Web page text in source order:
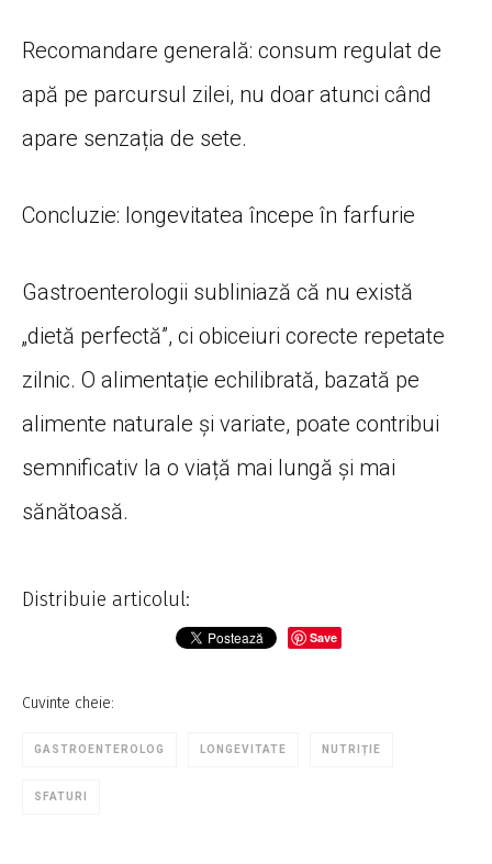
Recomandare generală: consum regulat de
apă pe parcursul zilei, nu doar atunci când
apare senzația de sete.
Concluzie: longevitatea începe în farfurie
Gastroenterologii subliniază că nu există
„dietă perfectă”, ci obiceiuri corecte repetate
zilnic. O alimentație echilibrată, bazată pe
alimente naturale și variate, poate contribui
semnificativ la o viață mai lungă și mai
sănătoasă.
Distribuie articolul:
Save
Cuvinte cheie:
GASTROENTEROLOG LONGEVITATE NUTRIȚIE
SFATURI